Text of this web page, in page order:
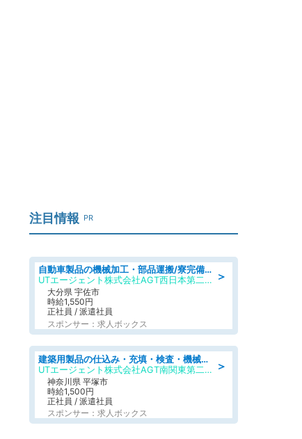
注目情報 PR
＞
自動車製品の機械加工・部品運搬/寮完備/日払い/工場・製造
UTエージェント株式会社AGT西日本第二CU
大分県 宇佐市
時給1,550円
正社員 / 派遣社員
スポンサー：求人ボックス
＞
建築用製品の仕込み・充填・検査・機械操作/寮完備/日払い/工場・製造
UTエージェント株式会社AGT南関東第二CU
神奈川県 平塚市
時給1,500円
正社員 / 派遣社員
スポンサー：求人ボックス